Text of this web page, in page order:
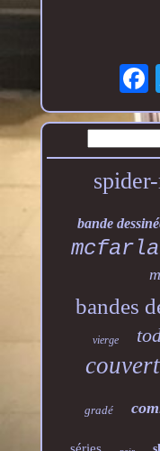
bande
bandes
vierge
gradé